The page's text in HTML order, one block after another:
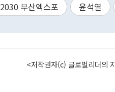
2030 부산엑스포 윤석열
<저작권자(c) 글로벌리더의